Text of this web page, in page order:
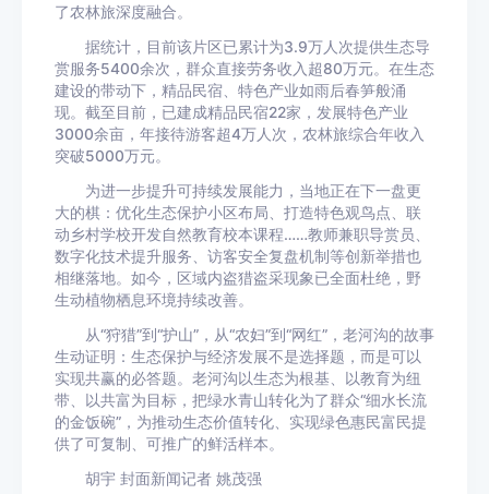
了农林旅深度融合。
据统计，目前该片区已累计为3.9万人次提供生态导
赏服务5400余次，群众直接劳务收入超80万元。在生态
建设的带动下，精品民宿、特色产业如雨后春笋般涌
现。截至目前，已建成精品民宿22家，发展特色产业
3000余亩，年接待游客超4万人次，农林旅综合年收入
突破5000万元。
为进一步提升可持续发展能力，当地正在下一盘更
大的棋：优化生态保护小区布局、打造特色观鸟点、联
动乡村学校开发自然教育校本课程……教师兼职导赏员、
数字化技术提升服务、访客安全复盘机制等创新举措也
相继落地。如今，区域内盗猎盗采现象已全面杜绝，野
生动植物栖息环境持续改善。
从“狩猎”到“护山”，从“农妇”到“网红”，老河沟的故事
生动证明：生态保护与经济发展不是选择题，而是可以
实现共赢的必答题。老河沟以生态为根基、以教育为纽
带、以共富为目标，把绿水青山转化为了群众“细水长流
的金饭碗”，为推动生态价值转化、实现绿色惠民富民提
供了可复制、可推广的鲜活样本。
胡宇 封面新闻记者 姚茂强